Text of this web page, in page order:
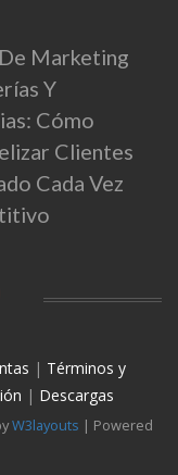
Marketing
Y
Cómo
Clientes
Cada Vez
| Términos y
| Descargas
W3layouts | Powered